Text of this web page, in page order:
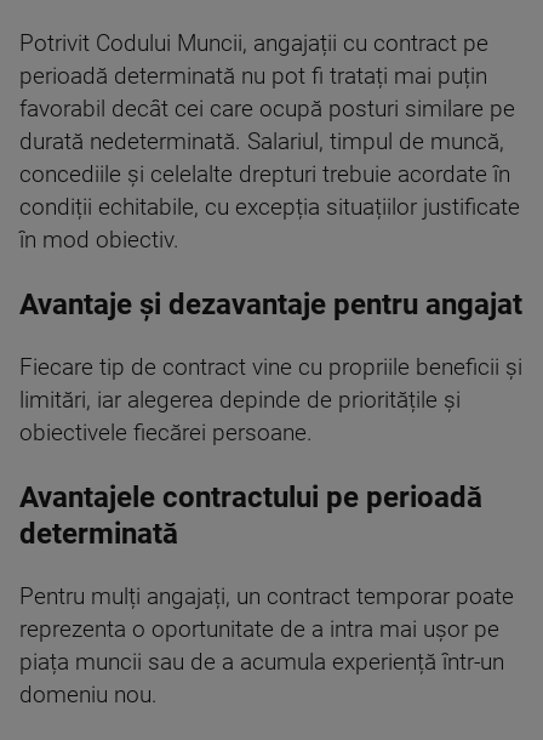
Potrivit Codului Muncii, angajații cu contract pe
perioadă determinată nu pot fi tratați mai puțin
favorabil decât cei care ocupă posturi similare pe
durată nedeterminată. Salariul, timpul de muncă,
concediile și celelalte drepturi trebuie acordate în
condiții echitabile, cu excepția situațiilor justificate
în mod obiectiv.
Avantaje și dezavantaje pentru angajat
Fiecare tip de contract vine cu propriile beneficii și
limitări, iar alegerea depinde de prioritățile și
obiectivele fiecărei persoane.
Avantajele contractului pe perioadă
determinată
Pentru mulți angajați, un contract temporar poate
reprezenta o oportunitate de a intra mai ușor pe
piața muncii sau de a acumula experiență într-un
domeniu nou.